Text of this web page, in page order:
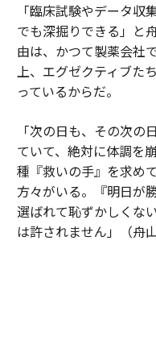
「臨床試験やデータ収
でも深掘りできる」と
由は、かつて製薬会社
上、エグゼクティブた
っているからだ。
「次の日も、その次の
ていて、絶対に体調を
種『救いの手』を求め
方々がいる。『明日が
選ばれて恥ずかしくな
は許されません」（舟山